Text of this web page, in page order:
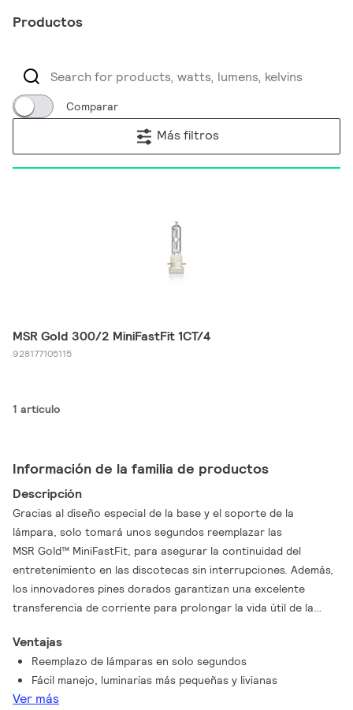
Productos
Comparar
Más filtros
MSR Gold 300/2 MiniFastFit 1CT/4
928177105115
1 artículo
Información de la familia de productos
Descripción
Gracias al diseño especial de la base y el soporte de la
lámpara, solo tomará unos segundos reemplazar las
MSR Gold™ MiniFastFit, para asegurar la continuidad del
entretenimiento en las discotecas sin interrupciones. Además,
los innovadores pines dorados garantizan una excelente
transferencia de corriente para prolongar la vida útil de la
costos de reemplazo de la lámpara. El tamaño compacto de la
lámpara permite diseñar luminarias de fácil manipulación y
tamaño compacto, mientras que el arco muy corto
proporciona una alta percepción de brillo y un haz de gran
Ventajas
Reemplazo de lámparas en solo segundos
Fácil manejo, luminarias más pequeñas y livianas
Ver más